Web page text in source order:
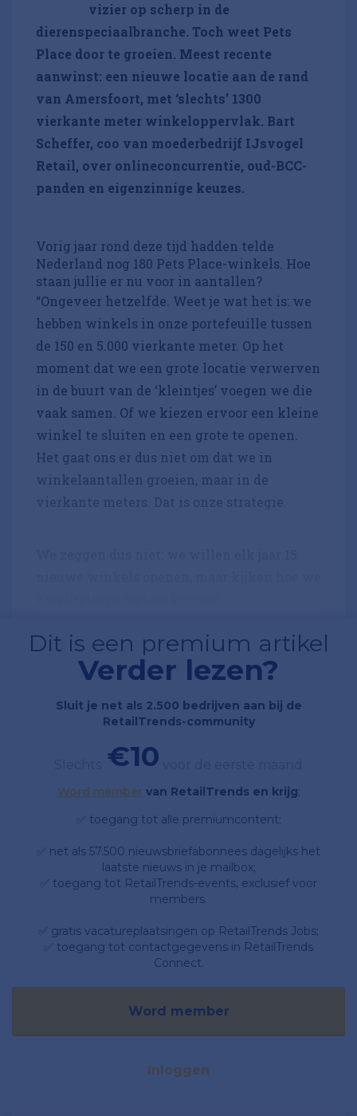
vizier op scherp in de
dierenspeciaalbranche. Toch weet Pets
Place door te groeien. Meest recente
aanwinst: een nieuwe locatie aan de rand
van Amersfoort, met ‘slechts’ 1300
vierkante meter winkeloppervlak. Bart
Scheffer, coo van moederbedrijf IJsvogel
Retail, over onlineconcurrentie, oud-BCC-
panden en eigenzinnige keuzes.
Vorig jaar rond deze tijd hadden telde
Nederland nog 180 Pets Place-winkels. Hoe
staan jullie er nu voor in aantallen?
“Ongeveer hetzelfde. Weet je wat het is: we
hebben winkels in onze portefeuille tussen
de 150 en 5.000 vierkante meter. Op het
moment dat we een grote locatie verwerven
in de buurt van de ‘kleintjes’ voegen we die
vaak samen. Of we kiezen ervoor een kleine
winkel te sluiten en een grote te openen.
Het gaat ons er dus niet om dat we in
winkelaantallen groeien, maar in de
vierkante meters. Dat is onze strategie.
Dit is een premium artikel
Verder lezen?
Sluit je net als 2.500 bedrijven aan bij de
RetailTrends-community
€10
Word member van RetailTrends en krijg;
✅ toegang tot alle premiumcontent;
✅ net als 57.500 nieuwsbriefabonnees dagelijks het
laatste nieuws in je mailbox;
✅ toegang tot RetailTrends-events, exclusief voor
members.
✅ gratis vacatureplaatsingen op RetailTrends Jobs;
✅ toegang tot contactgegevens in RetailTrends
Connect.
Word member
Inloggen